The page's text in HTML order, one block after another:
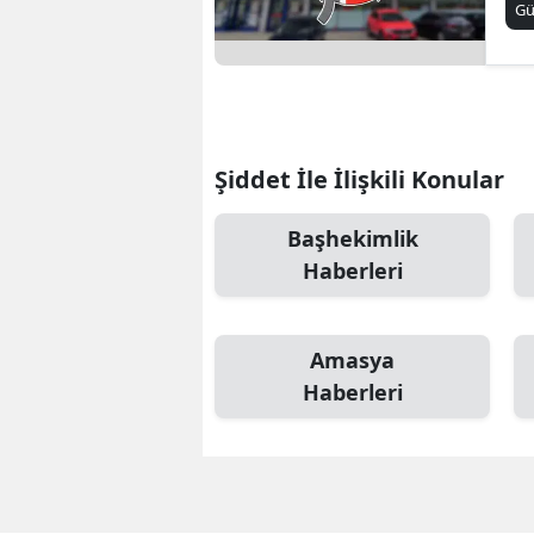
Şiddet İle İlişkili Konular
Başhekimlik
Haberleri
Amasya
Haberleri